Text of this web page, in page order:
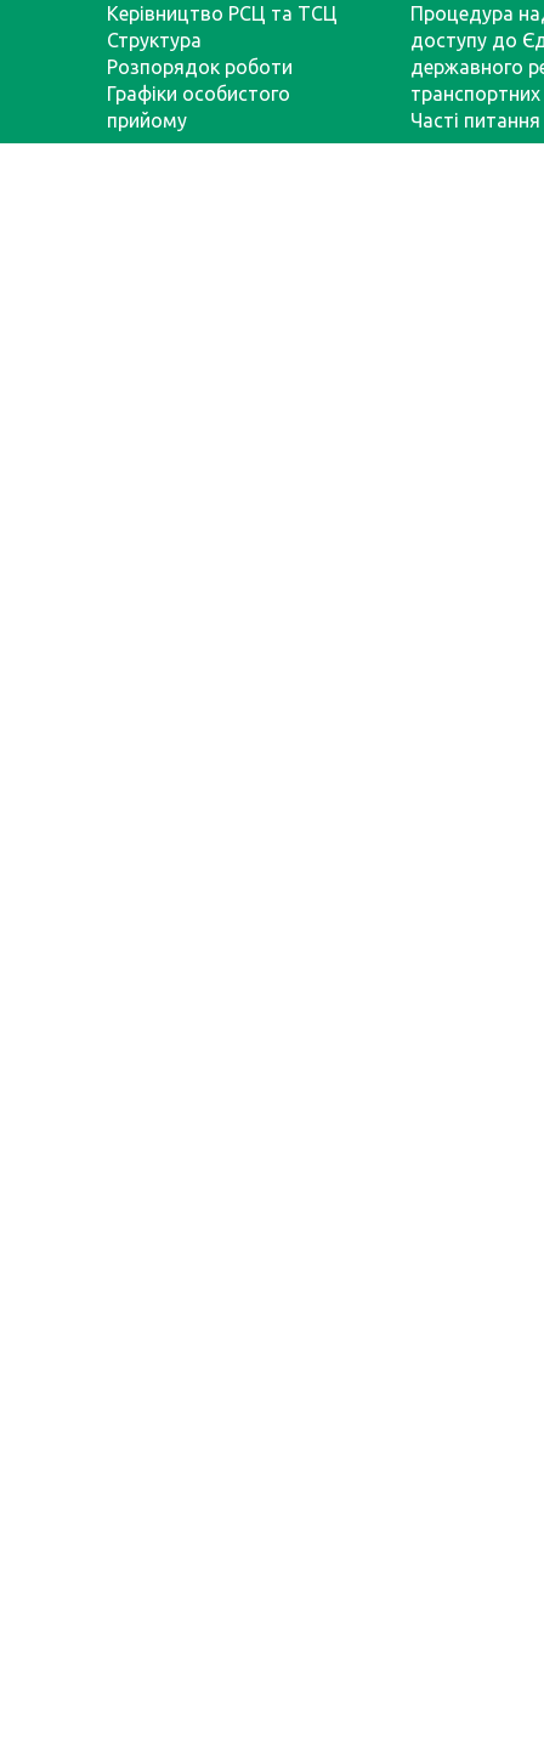
Керівництво РСЦ та ТСЦ
Структура
Розпорядок роботи
Графіки особистого
прийому
Процедура
доступу до
державного
транспортних
Часті питання